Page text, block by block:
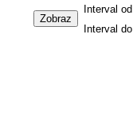
Zobraz
Interval od
Interval do